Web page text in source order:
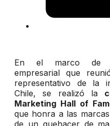
En el marco de
empresarial que
representativo de la
Chile, se realizó la
Marketing Hall of
que honra a las